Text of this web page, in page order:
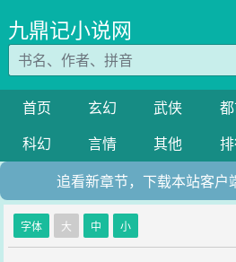
九鼎记小说网
首页 玄幻 武侠
科幻
言情 其他
追看新章节，下载本站客户
字体 大 中 小